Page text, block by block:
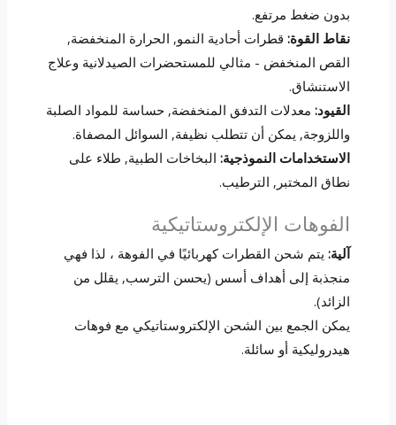
بدون ضغط مرتفع.
نقاط القوة:قطرات أحادية النمو, الحرارة المنخفضة,
القص المنخفض - مثالي للمستحضرات الصيدلانية وعلاج
الاستنشاق.
القيود:معدلات التدفق المنخفضة, حساسة للمواد الصلبة
واللزوجة, يمكن أن تتطلب نظيفة, السوائل المصفاة.
الاستخدامات النموذجية:البخاخات الطبية, طلاء على
نطاق المختبر, الترطيب.
الفوهات الإلكتروستاتيكية
آلية:يتم شحن القطرات كهربائيًا في الفوهة ، لذا فهي
منجذبة إلى أهداف أسس (يحسن الترسب, يقلل من
الزائد).
يمكن الجمع بين الشحن الإلكتروستاتيكي مع فوهات
هيدروليكية أو سائلة.